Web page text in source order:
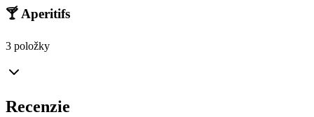
🍸 Aperitifs
3 položky
Recenzie